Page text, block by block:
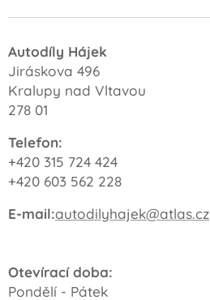
Autodíly Hájek
Jiráskova 496
Kralupy nad Vltavou
278 01
Telefon:
+420 315 724 424
+420 603 562 228
E-mail:autodilyhajek@atlas.cz
Otevírací doba:
Pondělí - Pátek